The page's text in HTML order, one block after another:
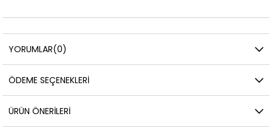
YORUMLAR(0)
ÖDEME SEÇENEKLERI
ÜRÜN ÖNERILERI